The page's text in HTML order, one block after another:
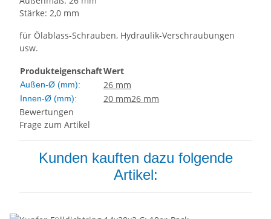
Stärke: 2,0 mm
für Ölablass-Schrauben, Hydraulik-Verschraubungen
usw.
ProdukteigenschaftWert
Außen-Ø (mm): 26 mm
Innen-Ø (mm): 20 mm26 mm
Bewertungen
Frage zum Artikel
Kunden kauften dazu folgende
Artikel: